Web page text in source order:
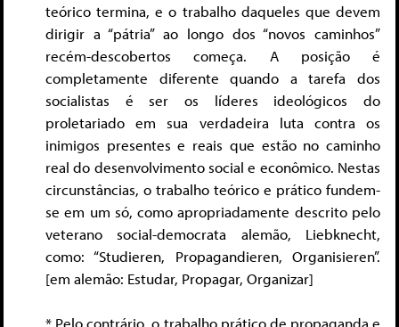
teórico termina, e o trabalho daqueles que devem
dirigir a “pátria” ao longo dos “novos caminhos”
recém-descobertos começa. A posição é
completamente diferente quando a tarefa dos
socialistas é ser os líderes ideológicos do
proletariado em sua verdadeira luta contra os
inimigos presentes e reais que estão no caminho
real do desenvolvimento social e econômico. Nestas
circunstâncias, o trabalho teórico e prático fundem-
se em um só, como apropriadamente descrito pelo
veterano social-democrata alemão, Liebknecht,
como: “Studieren, Propagandieren, Organisieren”.
[em alemão: Estudar, Propagar, Organizar]